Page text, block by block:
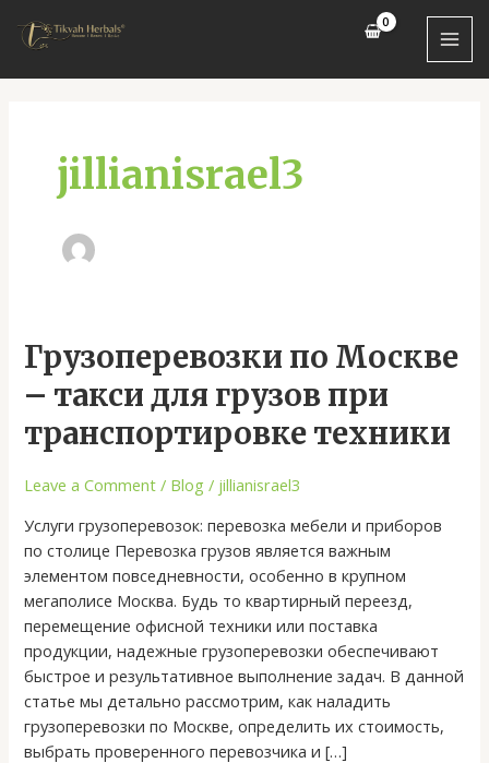
jillianisrael3
Грузоперевозки по Москве
– такси для грузов при
транспортировке техники
Leave a Comment / Blog / jillianisrael3
Услуги грузоперевозок: перевозка мебели и приборов
по столице Перевозка грузов является важным
элементом повседневности, особенно в крупном
мегаполисе Москва. Будь то квартирный переезд,
перемещение офисной техники или поставка
продукции, надежные грузоперевозки обеспечивают
быстрое и результативное выполнение задач. В данной
статье мы детально рассмотрим, как наладить
грузоперевозки по Москве, определить их стоимость,
выбрать проверенного перевозчика и […]
Грузоперевозки
по
Москве
–
такси
при
транспортировке
техники